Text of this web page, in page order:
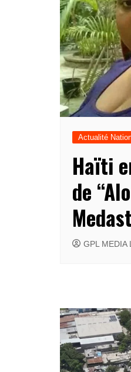
Actualité
Haïti
de
GPL MEDIA